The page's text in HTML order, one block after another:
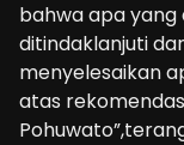
bahwa apa
ditindaklanjuti
menyelesaikan
atas